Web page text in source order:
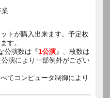
業
トが購入出来ます。予定枚
す。
公演数は『1公演』、枚数は
演により一部例外がござい
てコンピュータ制御により